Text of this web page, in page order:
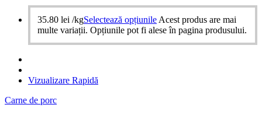
35.80 lei /kgSelectează opțiunile Acest produs are mai
multe variații. Opțiunile pot fi alese în pagina produsului.
Vizualizare Rapidă
Carne de porc